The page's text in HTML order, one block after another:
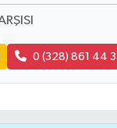
0 (328) 861 44